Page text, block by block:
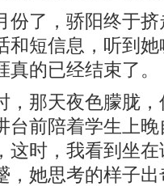
了，骄阳终于挤
和短信息，听到
的已经结束了。
那天夜色朦胧，
台前陪着学生上
这时，我看到坐
，她思考的样子